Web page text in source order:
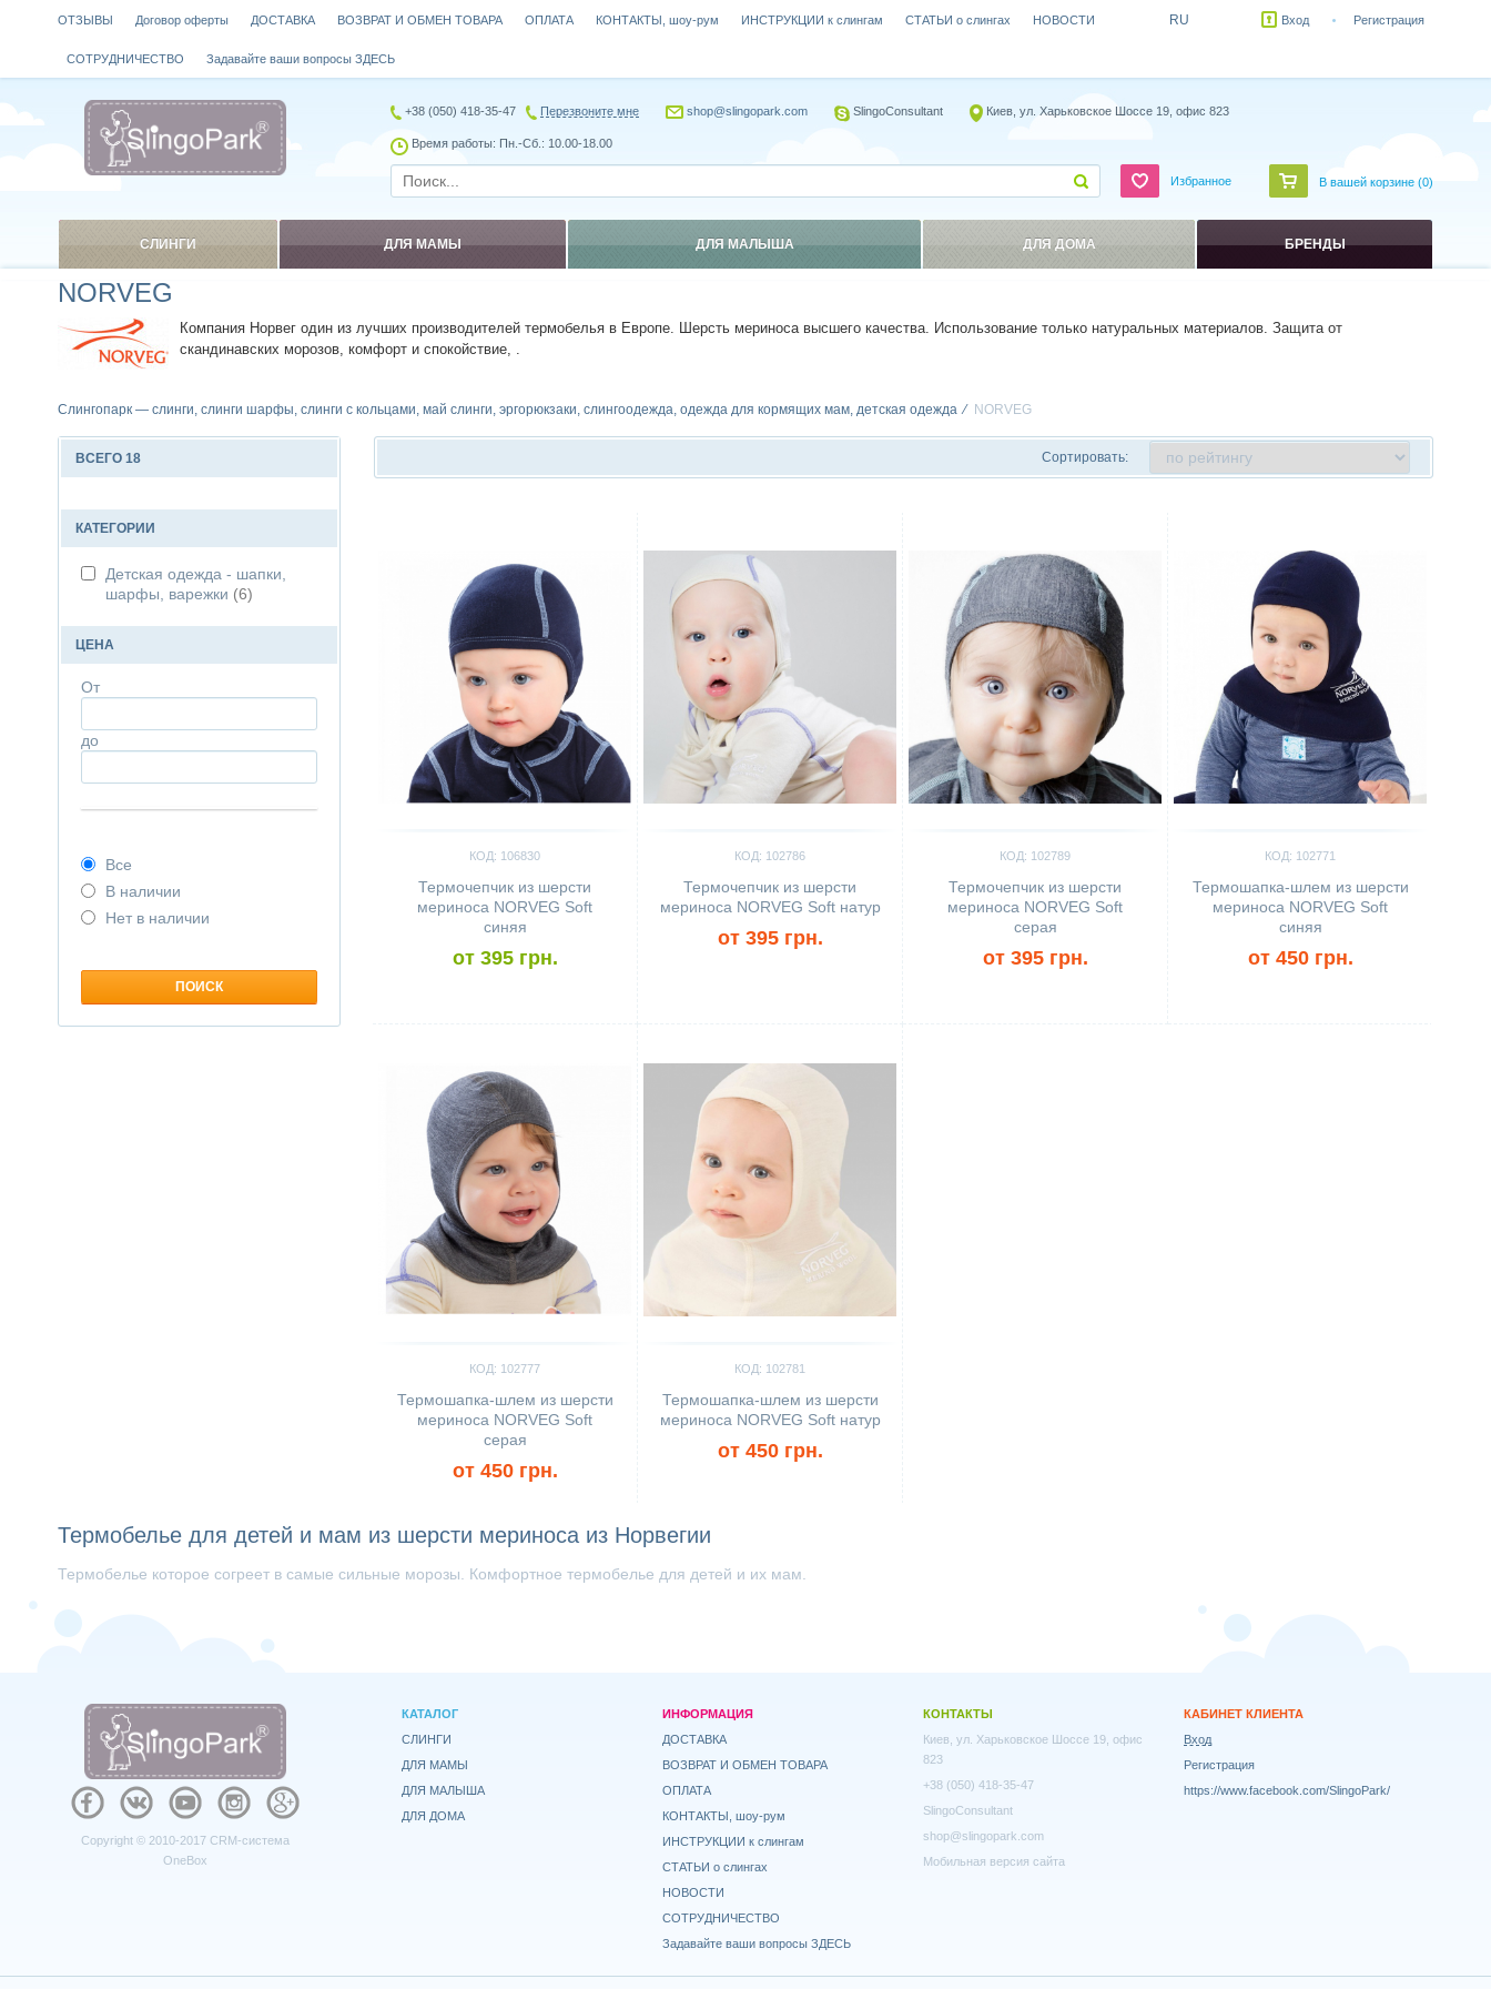
NORVEG
Компания Норвег один из лучших производителей термобелья в Европе. Шерсть мериноса высшего качества. Использование только натуральных материалов. Защита от
скандинавских морозов, комфорт и спокойствие, .
Слингопарк — слинги, слинги шарфы, слинги с кольцами, май слинги, эргорюкзаки, слингоодежда, одежда для кормящих мам, детская одежда NORVEG
ВСЕГО 18
КАТЕГОРИИ
Детская одежда - шапки,
шарфы, варежки (6)
ЦЕНА
От
до
Все
В наличии
Нет в наличии
Сортировать:
КОД: 106830
Термочепчик из шерсти
мериноса NORVEG Soft
синяя
от 395 грн.
КОД: 102786
Термочепчик из шерсти
мериноса NORVEG Soft натур
от 395 грн.
КОД: 102789
Термочепчик из шерсти
мериноса NORVEG Soft
серая
от 395 грн.
КОД: 102771
Термошапка-шлем из шерсти
мериноса NORVEG Soft
синяя
от 450 грн.
КОД: 102777
Термошапка-шлем из шерсти
мериноса NORVEG Soft
серая
от 450 грн.
КОД: 102781
Термошапка-шлем из шерсти
мериноса NORVEG Soft натур
от 450 грн.
Термобелье для детей и мам из шерсти мериноса из Норвегии
Термобелье которое согреет в самые сильные морозы. Комфортное термобелье для детей и их мам.
ОТЗЫВЫ Договор оферты ДОСТАВКА ВОЗВРАТ И ОБМЕН ТОВАРА ОПЛАТА КОНТАКТЫ, шоу-рум ИНСТРУКЦИИ к слингам СТАТЬИ о слингах НОВОСТИ
СОТРУДНИЧЕСТВО Задавайте ваши вопросы ЗДЕСЬ
RU Вход Регистрация
+38 (050) 418-35-47 Перезвоните мне shop@slingopark.com SlingoConsultant Киев, ул. Харьковское Шоссе 19, офис 823
Время работы: Пн.-Сб.: 10.00-18.00
Избранное В вашей корзине (0)
СЛИНГИ ДЛЯ МАМЫ ДЛЯ МАЛЫША ДЛЯ ДОМА БРЕНДЫ
Copyright © 2010-2017 CRM-система
OneBox
КАТАЛОГ
СЛИНГИ
ДЛЯ МАМЫ
ДЛЯ МАЛЫША
ДЛЯ ДОМА
ИНФОРМАЦИЯ
ДОСТАВКА
ВОЗВРАТ И ОБМЕН ТОВАРА
ОПЛАТА
КОНТАКТЫ, шоу-рум
ИНСТРУКЦИИ к слингам
СТАТЬИ о слингах
НОВОСТИ
СОТРУДНИЧЕСТВО
Задавайте ваши вопросы ЗДЕСЬ
КОНТАКТЫ
Киев, ул. Харьковское Шоссе 19, офис
823
+38 (050) 418-35-47
SlingoConsultant
shop@slingopark.com
Мобильная версия сайта
КАБИНЕТ КЛИЕНТА
Вход
Регистрация
https://www.facebook.com/SlingoPark/